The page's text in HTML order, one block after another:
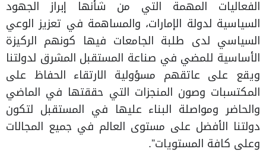
الفعاليات المهمة التي من شأنها إبراز الجهود
السياسية لدولة الإمارات، والمساهمة في تعزيز الوعي
السياسي لدى طلبة الجامعات فيها كونهم الركيزة
الأساسية للمضي في صناعة المستقبل المشرق لدولتنا
ويقع على عاتقهم مسؤولية الارتقاء الحفاظ على
المكتسبات وصون المنجزات التي حققتها في الماضي
والحاضر ومواصلة البناء عليها في المستقبل لتكون
دولتنا الأفضل على مستوى العالم في جميع المجالات
وعلى كافة المستويات”.